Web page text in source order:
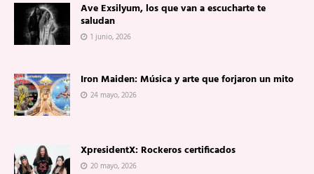
Ave Exsilyum, los que van a escucharte te
saludan
1 junio, 2026
Iron Maiden: Música y arte que forjaron un mito
24 mayo, 2026
XpresidentX: Rockeros certificados
20 mayo, 2026